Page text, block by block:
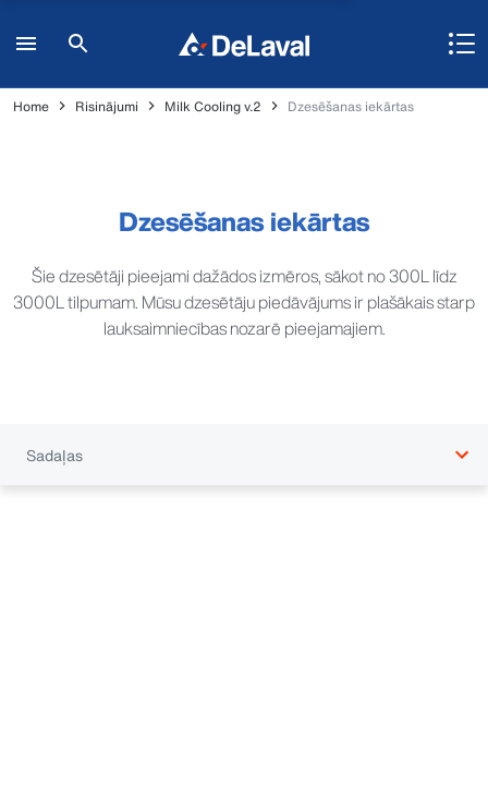
Home Risinājumi Milk Cooling v.2 Dzesēšanas iekārtas
Dzesēšanas iekārtas
Šie dzesētāji pieejami dažādos izmēros, sākot no 300L līdz
3000L tilpumam. Mūsu dzesētāju piedāvājums ir plašākais starp
lauksaimniecības nozarē pieejamajiem.
Sadaļas